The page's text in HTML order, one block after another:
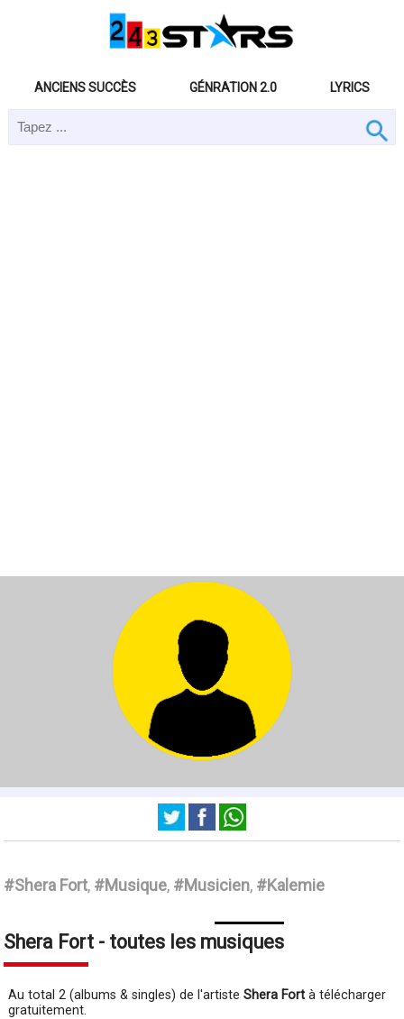
ANCIENS SUCCÈS GÉNRATION 2.0 LYRICS
#Shera Fort, #Musique, #Musicien, #Kalemie
Shera Fort - toutes les musiques
Au total 2 (albums & singles) de l'artisteShera Fort à télécharger
gratuitement.